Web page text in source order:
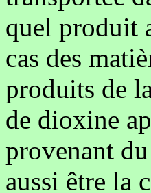
quel produit
cas des
produits de
de dioxine
provenant
aussi être la